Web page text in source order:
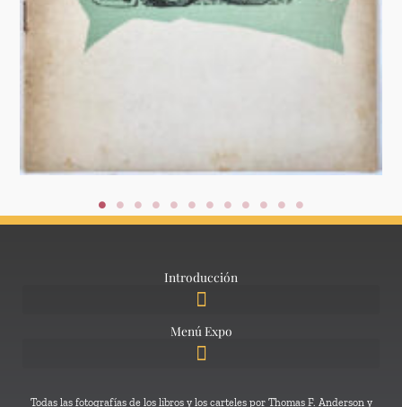
Introducción
Menú Expo
Todas las fotografías de los libros y los carteles por Thomas F. Anderson y